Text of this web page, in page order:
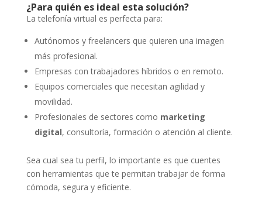
¿Para quién es ideal esta solución?
La telefonía virtual es perfecta para:
Autónomos y freelancers que quieren una imagen
más profesional.
Empresas con trabajadores híbridos o en remoto.
Equipos comerciales que necesitan agilidad y
movilidad.
Profesionales de sectores como marketing
digital, consultoría, formación o atención al cliente.
Sea cual sea tu perfil, lo importante es que cuentes
con herramientas que te permitan trabajar de forma
cómoda, segura y eficiente.